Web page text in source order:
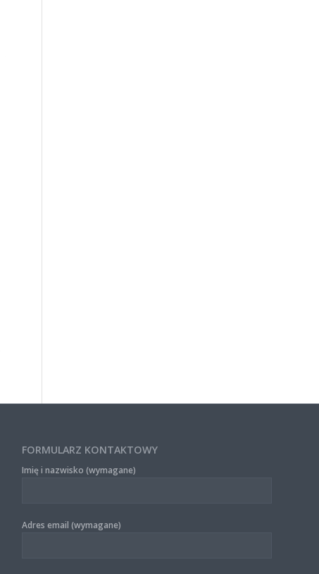
FORMULARZ KONTAKTOWY
Imię i nazwisko (wymagane)
Adres email (wymagane)